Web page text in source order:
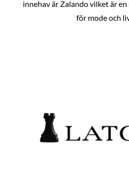
innehav är Zalando vilket är
för mode och